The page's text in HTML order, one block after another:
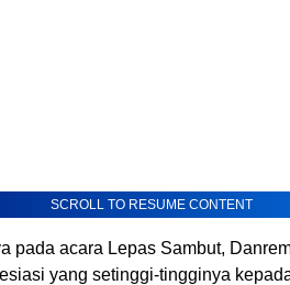
SCROLL TO RESUME CONTENT
pada acara Lepas Sambut,
yang setinggi-tingginya